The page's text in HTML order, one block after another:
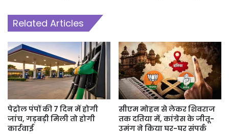
Related Articles
पेट्रोल पंपों की 7 दिन में होगी
जांच, गड़बड़ी मिली तो होगी
कार्रवाई
सीएम मोहन से लेकर शिवराज
तक दतिया में, कांग्रेस के जीतू-
उमंग ने किया घर-घर संपर्क